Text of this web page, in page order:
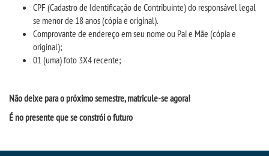
TRANSFERÊNCIA
SEGUNDA GRADUAÇÃO
EDITAL
CPF (Cadastro de Identificação de Contribuinte) do responsável legal
se menor de 18 anos (cópia e original).
Comprovante de endereço em seu nome ou Pai e Mãe (cópia e
original);
01 (uma) foto 3X4 recente;
Não deixe para o próximosemestre,matricule-se agora!
É no presente que se constrói o futuro